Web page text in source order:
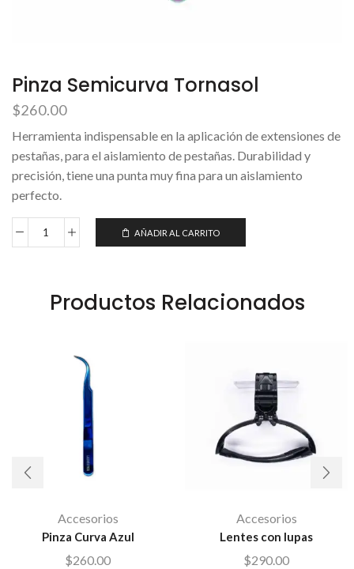
Pinza Semicurva Tornasol
$260.00
Herramienta indispensable en la aplicación de extensiones de
pestañas, para el aislamiento de pestañas. Durabilidad y
precisión, tiene una punta muy fina para un aislamiento
perfecto.
AÑADIR AL CARRITO
Productos Relacionados
Accesorios
Pinza Curva Azul
$260.00
Accesorios
Lentes con lupas
$290.00